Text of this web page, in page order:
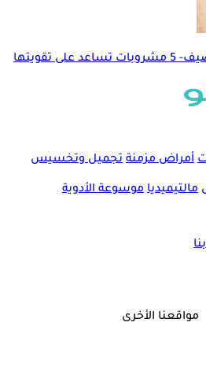
تقويتها
أمراض مزمنة تجميل وتخسيس
مالتيميديا موسوعة الأدوية
مواقعنا الأخرى